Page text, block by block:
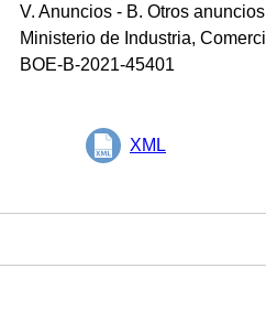
V. Anuncios - B. Otros
Ministerio de Industria,
BOE-B-2021-45401
XML